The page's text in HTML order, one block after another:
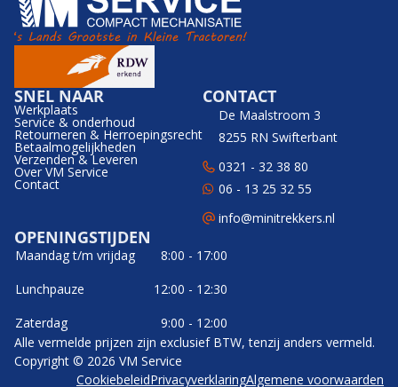
SNEL NAAR
Werkplaats
Service & onderhoud
Retourneren & Herroepingsrecht
Betaalmogelijkheden
Verzenden & Leveren
Over VM Service
Contact
CONTACT
De Maalstroom 3
8255 RN Swifterbant
0321 - 32 38 80
06 - 13 25 32 55
info@minitrekkers.nl
OPENINGSTIJDEN
Maandag t/m vrijdag
8:00 - 17:00
Lunchpauze
12:00 - 12:30
Zaterdag
9:00 - 12:00
Alle vermelde prijzen zijn exclusief BTW, tenzij anders vermeld.
Copyright © 2026 VM Service
CookiebeleidPrivacyverklaringAlgemene voorwaarden